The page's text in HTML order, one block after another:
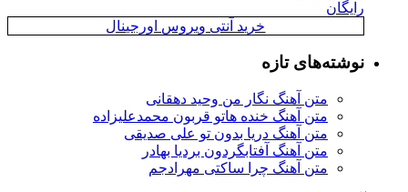
خرید آنتی ویروس اورجینال
تازه
متن آهنگ نگار من وحید دهقانی
متن آهنگ خنده هاتو قربون محمدعلیزاده
متن آهنگ دریا بدون تو علی صدیقی
متن آهنگ آفتابگردون بردیا بهادر
متن آهنگ چرا ساکتی مهرادجم